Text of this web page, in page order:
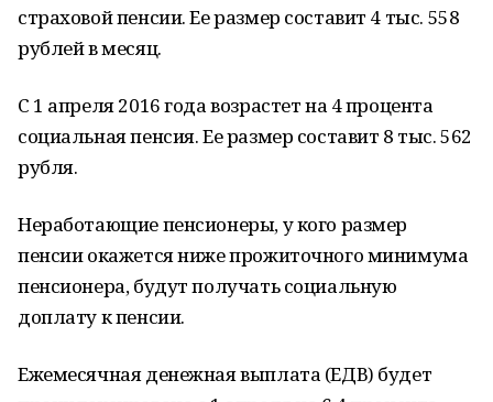
страховой пенсии. Ее размер составит 4 тыс. 558
рублей в месяц.
С 1 апреля 2016 года возрастет на 4 процента
социальная пенсия. Ее размер составит 8 тыс. 562
рубля.
Неработающие пенсионеры, у кого размер
пенсии окажется ниже прожиточного минимума
пенсионера, будут получать социальную
доплату к пенсии.
Ежемесячная денежная выплата (ЕДВ) будет